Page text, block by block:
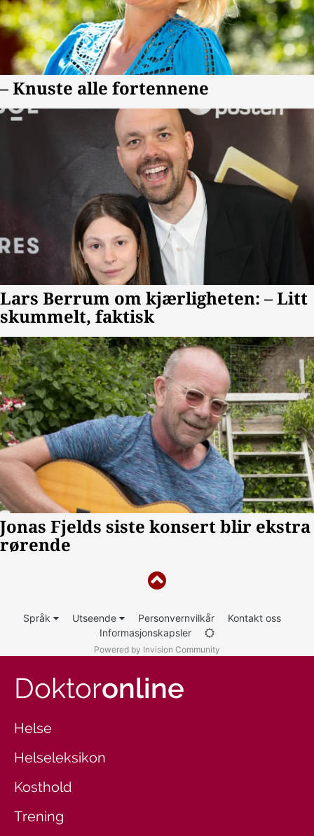
Språk Utseende Personvernvilkår
Kontakt oss
Informasjonskapsler
Powered by Invision Community
Doktoronline
Helse
Helseleksikon
Kosthold
Trening